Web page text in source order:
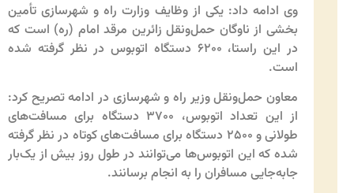
وی ادامه داد: یکی از وظایف وزارت راه و شهرسازی تأمین
بخشی از ناوگان حمل‌ونقل زائرین مرقد امام (ره) است که
در این راستا، ۶۲۰۰ دستگاه اتوبوس در نظر گرفته شده
است.
معاون حمل‌ونقل وزیر راه و شهرسازی در ادامه تصریح کرد:
از این تعداد اتوبوس، ۳۷۰۰ دستگاه برای مسافت‌های
طولانی و ۲۵۰۰ دستگاه برای مسافت‌های کوتاه در نظر گرفته
شده که این اتوبوس‌ها می‌توانند در طول روز بیش از یک‌بار
جابه‌جایی مسافران را به انجام برسانند.